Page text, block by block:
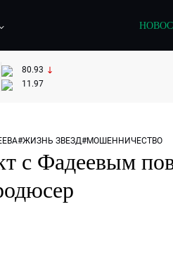
80.93
11.97
#ЖИЗНЬ ЗВЕЗД#МОШЕННИЧЕСТВО
с Фадеевым